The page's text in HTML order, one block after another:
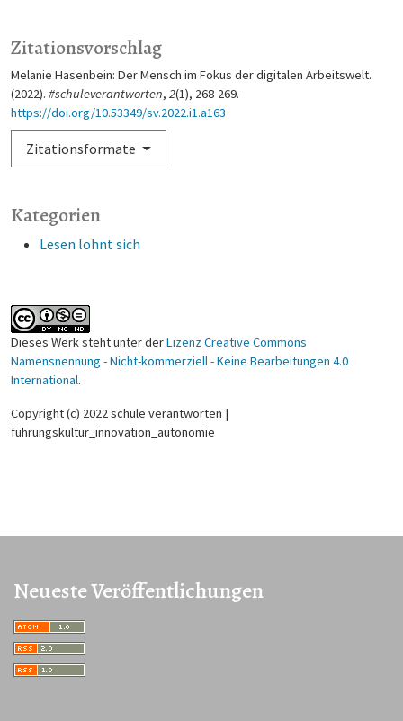
Kategorien
Lesen lohnt sich
Zitationsvorschlag
Melanie Hasenbein: Der Mensch im Fokus der digitalen Arbeitswelt.
(2022). #schuleverantworten, 2(1), 268-269.
https://doi.org/10.53349/sv.2022.i1.a163
Zitationsformate
Dieses Werk steht unter derLizenz Creative Commons
Namensnennung - Nicht-kommerziell - Keine Bearbeitungen 4.0
International.
Copyright (c) 2022 schule verantworten |
führungskultur_innovation_autonomie
Neueste Veröffentlichungen